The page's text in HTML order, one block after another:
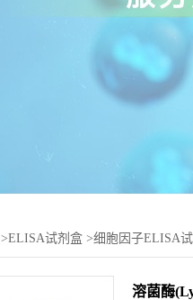
>ELISA试剂盒 >细胞因子ELISA
溶菌酶